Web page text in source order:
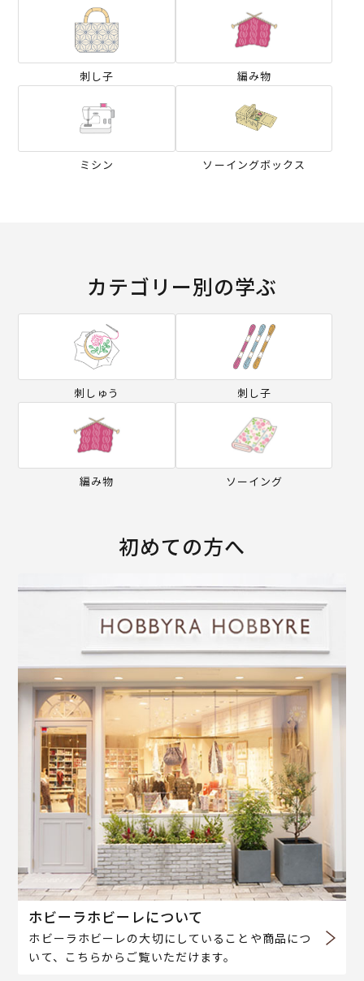
刺し子 編み物
ミシン ソーイングボックス
カテゴリー別の学ぶ
刺しゅう 刺し子
編み物 ソーイング
初めての方へ
ホビーラホビーレについて
ホビーラホビーレの大切にしていることや商品につ
いて、こちらからご覧いただけます。